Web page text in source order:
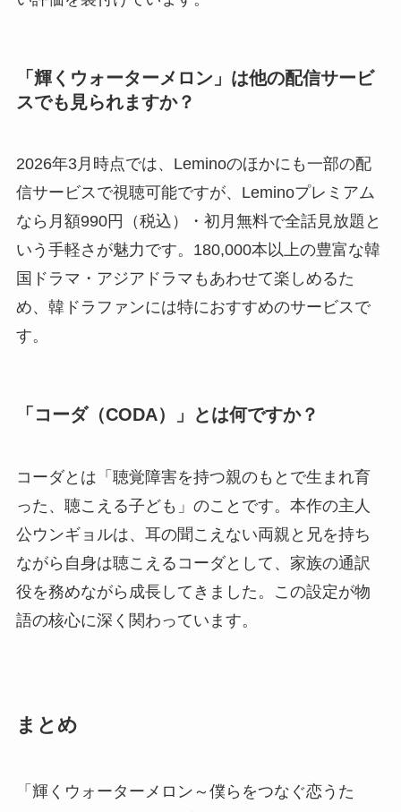
「輝くウォーターメロン」は他の配信サービ
スでも見られますか？
2026年3月時点では、Leminoのほかにも一部の配
信サービスで視聴可能ですが、Leminoプレミアム
なら月額990円（税込）・初月無料で全話見放題と
いう手軽さが魅力です。180,000本以上の豊富な韓
国ドラマ・アジアドラマもあわせて楽しめるた
め、韓ドラファンには特におすすめのサービスで
す。
「コーダ（CODA）」とは何ですか？
コーダとは「聴覚障害を持つ親のもとで生まれ育
った、聴こえる子ども」のことです。本作の主人
公ウンギョルは、耳の聞こえない両親と兄を持ち
ながら自身は聴こえるコーダとして、家族の通訳
役を務めながら成長してきました。この設定が物
語の核心に深く関わっています。
まとめ
「輝くウォーターメロン～僕らをつなぐ恋うた